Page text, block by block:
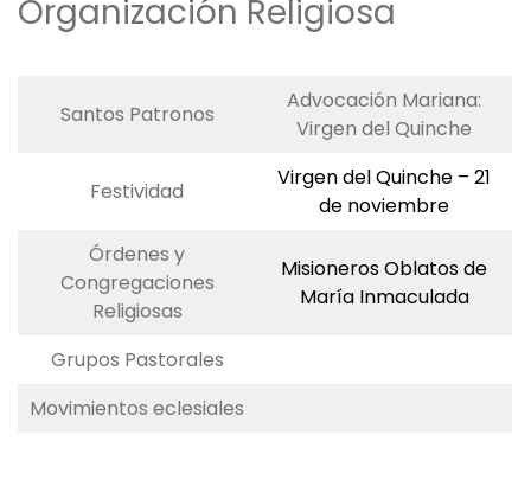
Organización Religiosa
Santos Patronos
Advocación Mariana:
Virgen del Quinche
Festividad
Virgen del Quinche – 21
de noviembre
Órdenes y
Congregaciones
Religiosas
Misioneros Oblatos de
María Inmaculada
Grupos Pastorales
Movimientos eclesiales